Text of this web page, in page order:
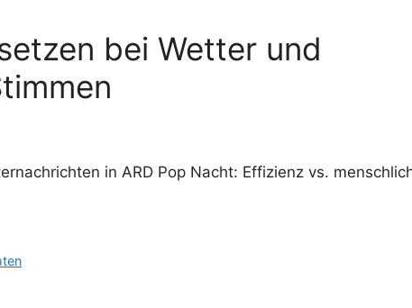
bei Wetter und
in ARD Pop Nacht: Effizienz vs.